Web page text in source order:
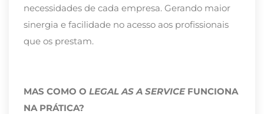
necessidades de cada empresa. Gerando maior
sinergia e facilidade no acesso aos profissionais
que os prestam.
MAS COMO O LEGAL AS A SERVICE FUNCIONA
NA PRÁTICA?